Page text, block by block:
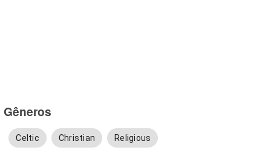
Gêneros
Celtic Christian Religious